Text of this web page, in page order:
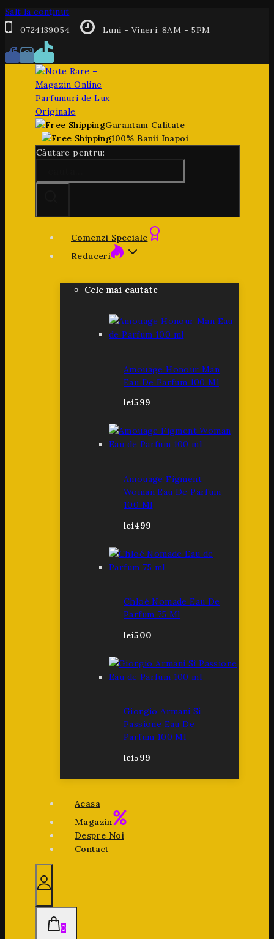
Salt la conținut
0724139054
Luni - Vineri: 8AM - 5PM
Garantam Calitate
100% Banii Inapoi
Căutare pentru:
Comenzi Speciale
Reduceri
Cele mai cautate
Amouage Honour Man
Eau De Parfum 100 Ml
lei599
Amouage Figment
Woman Eau De Parfum
100 Ml
lei499
Chloé Nomade Eau De
Parfum 75 Ml
lei500
Giorgio Armani Sì
Passione Eau De
Parfum 100 Ml
lei599
Acasa
Magazin
Despre Noi
Contact
0